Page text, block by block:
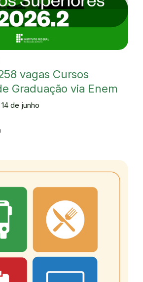
vagas Cursos
Graduação via Enem
de junho